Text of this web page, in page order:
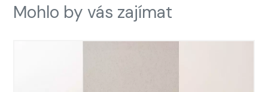
Mohlo by vás zajímat